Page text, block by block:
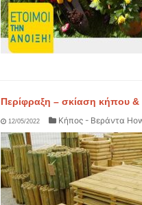
Περίφραξη – σκίαση κήπου &
12/05/2022 Κήπος - Βεράντα